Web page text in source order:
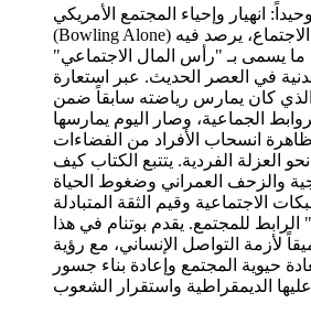
انهيار وإحياء المجتمع الأمريكي"
(Bowling Alone) مرجعاً فذاً في علم الاجتماع، يرصد فيه
ما يسمى بـ "رأس المال الاجتماعي"
في العصر الحديث. عبر استعارة
الذي كان يمارس رياضته سابقاً ضمن
الجماعية، وصار اليوم يمارسها
انسحاب الأفراد من الفضاءات
العزلة الفردية. يتتبع الكتاب كيف
والزحف العمراني وضغوط الحياة
الاجتماعية وقيم الثقة المتبادلة
للمجتمع. يقدم بوتنام في هذا
لأزمة التواصل الإنساني، مع رؤية
حيوية المجتمع وإعادة بناء جسور